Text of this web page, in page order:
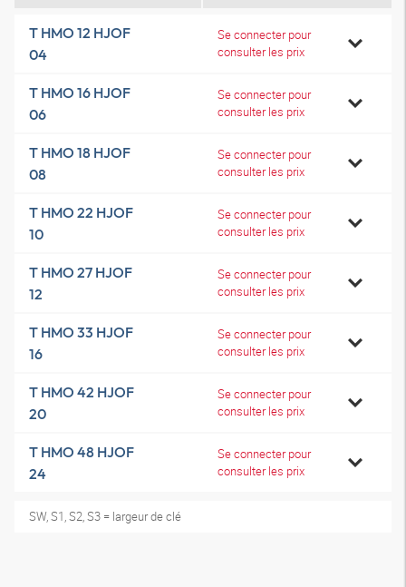
T HMO 12 HJOF
04
Se connecter pour
consulter les prix
T HMO 16 HJOF
06
Se connecter pour
consulter les prix
T HMO 18 HJOF
08
Se connecter pour
consulter les prix
T HMO 22 HJOF
10
Se connecter pour
consulter les prix
T HMO 27 HJOF
12
Se connecter pour
consulter les prix
T HMO 33 HJOF
16
Se connecter pour
consulter les prix
T HMO 42 HJOF
20
Se connecter pour
consulter les prix
T HMO 48 HJOF
24
Se connecter pour
consulter les prix
SW, S1, S2, S3 = largeur de clé